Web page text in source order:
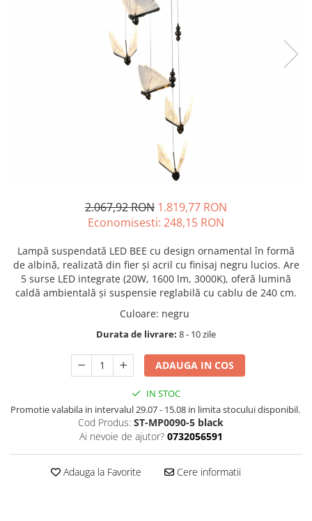
2.067,92 RON 1.819,77 RON
Economisesti: 248,15 RON
Lampă suspendată LED BEE cu design ornamental în formă
de albină, realizată din fier și acril cu finisaj negru lucios. Are
5 surse LED integrate (20W, 1600 lm, 3000K), oferă lumină
caldă ambientală și suspensie reglabilă cu cablu de 240 cm.
Culoare: negru
Durata de livrare: 8 - 10 zile
ADAUGA IN COS
IN STOC
Promotie valabila in intervalul 29.07 - 15.08 in limita stocului disponibil.
Cod Produs: ST-MP0090-5 black
Ai nevoie de ajutor? 0732056591
Adauga la Favorite Cere informatii